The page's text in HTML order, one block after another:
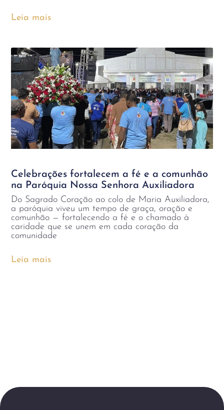
Leia mais
Celebrações fortalecem a fé e a comunhão
na Paróquia Nossa Senhora Auxiliadora
Do Sagrado Coração ao colo de Maria Auxiliadora,
a paróquia viveu um tempo de graça, oração e
comunhão — fortalecendo a fé e o chamado à
caridade que se unem em cada coração da
comunidade
Leia mais